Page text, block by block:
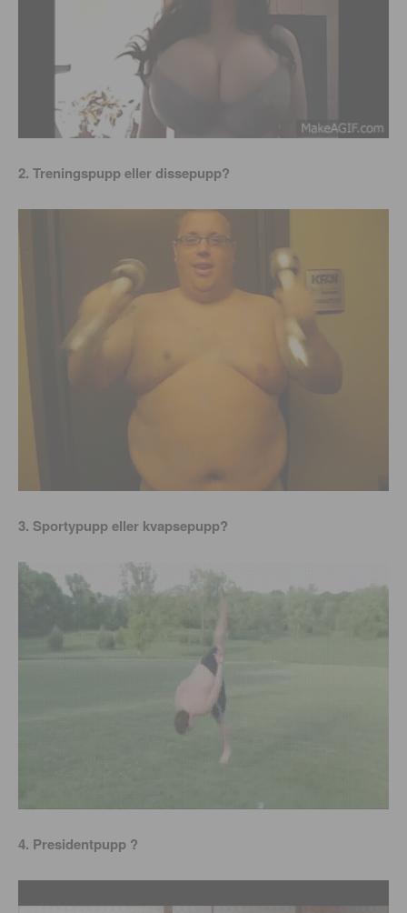
2. Treningspupp eller dissepupp?
3. Sportypupp eller kvapsepupp?
4. Presidentpupp ?